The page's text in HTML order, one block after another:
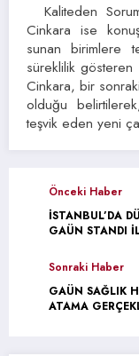
Kaliteden
Cinkara ise
sunan birimlere
süreklilik
Cinkara, bir
olduğu
teşvik eden yeni
Önceki Haber
İSTANBUL’DA
GAÜN STANDI
Sonraki Haber
GAÜN SAĞLIK
ATAMA